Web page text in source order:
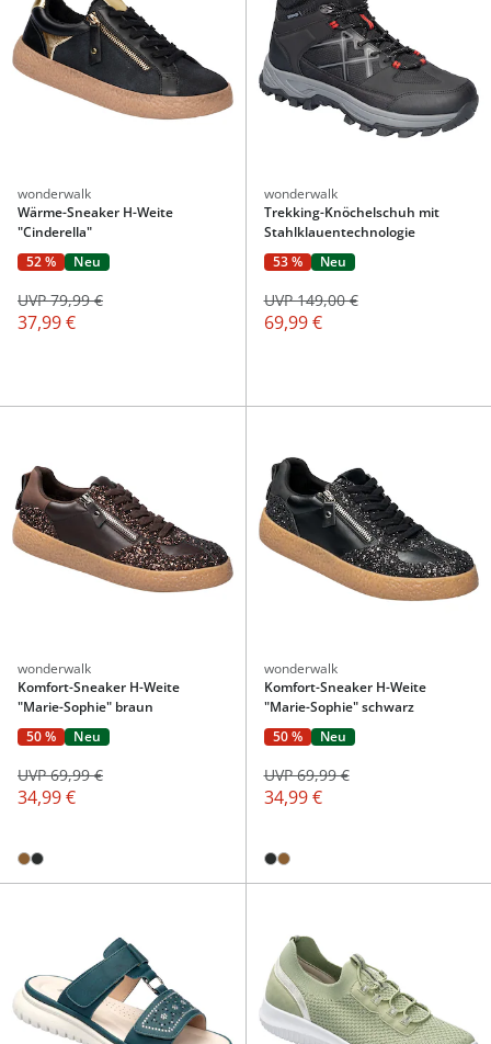
wonderwalk
Wärme-Sneaker H-Weite
"Cinderella"
52 %
Neu
37,99 €
UVP 79,99 €
wonderwalk
Trekking-Knöchelschuh mit
Stahlklauentechnologie
53 %
Neu
69,99 €
UVP 149,00 €
wonderwalk
Komfort-Sneaker H-Weite
"Marie-Sophie" braun
50 %
Neu
34,99 €
UVP 69,99 €
wonderwalk
Komfort-Sneaker H-Weite
"Marie-Sophie" schwarz
50 %
Neu
34,99 €
UVP 69,99 €